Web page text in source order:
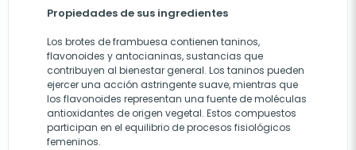
Propiedades de sus ingredientes
Los brotes de frambuesa contienen taninos,
flavonoides y antocianinas, sustancias que
contribuyen al bienestar general. Los taninos pueden
ejercer una acción astringente suave, mientras que
los flavonoides representan una fuente de moléculas
antioxidantes de origen vegetal. Estos compuestos
participan en el equilibrio de procesos fisiológicos
femeninos.